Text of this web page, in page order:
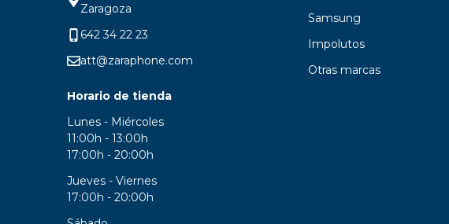
Zaragoza
642 34 22 23
att@zaraphone.com
Horario de tienda
Lunes - Miércoles
11:00h - 13:00h
17:00h - 20:00h
Jueves - Viernes
17:00h - 20:00h
Samsung
Impolutos
Otras marcas